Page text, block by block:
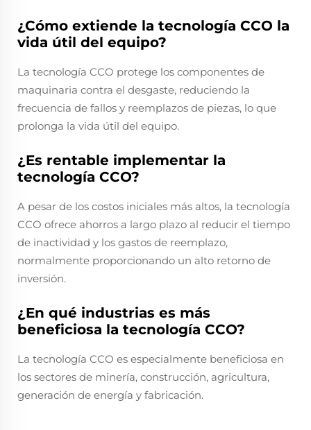
¿Cómo extiende la tecnología CCO la
vida útil del equipo?
La tecnología CCO protege los componentes de
maquinaria contra el desgaste, reduciendo la
frecuencia de fallos y reemplazos de piezas, lo que
prolonga la vida útil del equipo.
¿Es rentable implementar la
tecnología CCO?
A pesar de los costos iniciales más altos, la tecnología
CCO ofrece ahorros a largo plazo al reducir el tiempo
de inactividad y los gastos de reemplazo,
normalmente proporcionando un alto retorno de
inversión.
¿En qué industrias es más
beneficiosa la tecnología CCO?
La tecnología CCO es especialmente beneficiosa en
los sectores de minería, construcción, agricultura,
generación de energía y fabricación.